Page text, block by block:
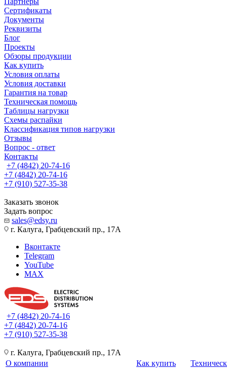
Сертификаты
Документы
Реквизиты
Блог
Проекты
Обзоры продукции
Как купить
Условия оплаты
Условия доставки
Гарантия на товар
Техническая помощь
Таблицы нагрузки
Схемы распайки
Классификация типов нагрузки
Отзывы
Вопрос - ответ
Контакты
+7 (4842) 20-74-16
+7 (4842) 20-74-16
+7 (910) 527-35-38
Заказать звонок
Задать вопрос
sales@edsy.ru
г. Калуга, Грабцевский пр., 17А
Вконтакте
Telegram
YouTube
MAX
+7 (4842) 20-74-16
+7 (4842) 20-74-16
+7 (910) 527-35-38
г. Калуга, Грабцевский пр., 17А
О компании
Как купить